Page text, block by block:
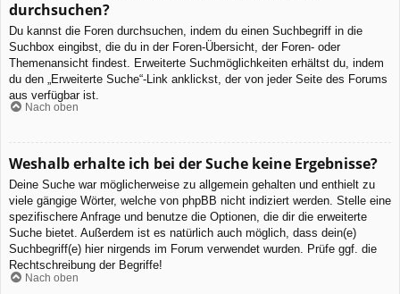
durchsuchen?
Du kannst die Foren durchsuchen, indem du einen Suchbegriff in die
Suchbox eingibst, die du in der Foren-Übersicht, der Foren- oder
Themenansicht findest. Erweiterte Suchmöglichkeiten erhältst du, indem
du den „Erweiterte Suche“-Link anklickst, der von jeder Seite des Forums
aus verfügbar ist.
Nach oben
Weshalb erhalte ich bei der Suche keine Ergebnisse?
Deine Suche war möglicherweise zu allgemein gehalten und enthielt zu
viele gängige Wörter, welche von phpBB nicht indiziert werden. Stelle eine
spezifischere Anfrage und benutze die Optionen, die dir die erweiterte
Suche bietet. Außerdem ist es natürlich auch möglich, dass dein(e)
Suchbegriff(e) hier nirgends im Forum verwendet wurden. Prüfe ggf. die
Rechtschreibung der Begriffe!
Nach oben